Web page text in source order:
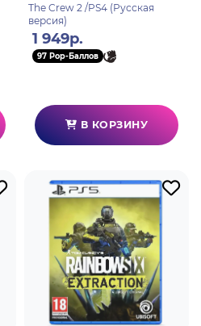
The Crew 2 /PS4 (Русская
версия)
1 949р.
97 Pop-Баллов
В КОРЗИНУ